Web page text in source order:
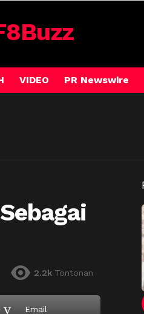
VIDEO PR Newswire
2.2k Tontonan
Email